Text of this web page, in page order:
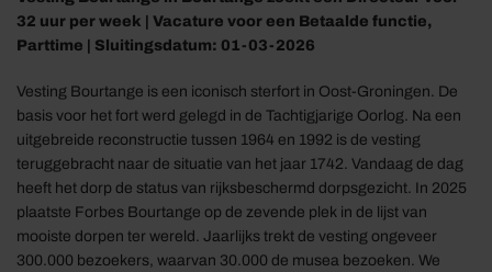
32 uur per week | Vacature voor een Betaalde functie,
Parttime | Sluitingsdatum: 01-03-2026
Vesting Bourtange is een iconisch sterfort in Oost-Groningen. De
basis voor het fort werd gelegd in de Tachtigjarige Oorlog. Na een
uitgebreide reconstructie tussen 1964 en 1992 is de vesting
teruggebracht naar de situatie van het jaar 1742. Vandaag de dag
heeft het dorp de status van rijksbeschermd dorpsgezicht. In 2025
plaatste Forbes Bourtange op de zevende plek in de lijst van
mooiste dorpen ter wereld. Jaarlijks trekt de vesting ongeveer
300.000 bezoekers, waarvan 30.000 de musea bezoeken. We